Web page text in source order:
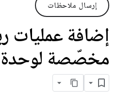
إرسال ملاحظات
إضافة عمليات
مخصّصة لوحدة